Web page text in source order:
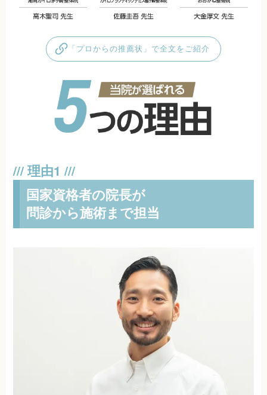
「プロからの推薦状」で全文をご紹介
国家資格者の院長が
問診から施術まで担当